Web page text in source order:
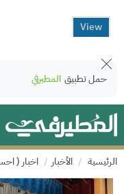
View
حمل تطبيق المطيرفي
الرئيسية الأخبار اخبار (